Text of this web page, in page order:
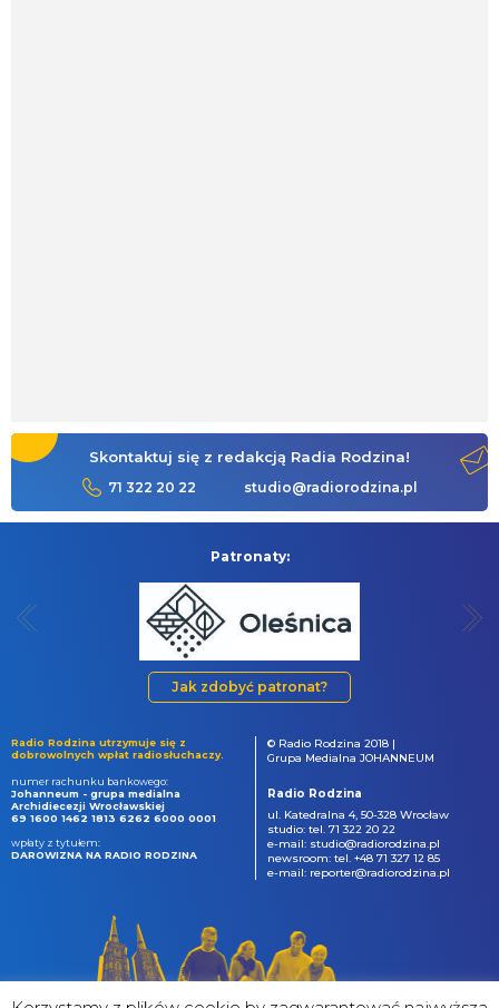
Skontaktuj się z redakcją Radia Rodzina!
71 322 20 22 studio@radiorodzina.pl
Patronaty:
Jak zdobyć patronat?
Radio Rodzina utrzymuje się z
dobrowolnych wpłat radiosłuchaczy.
numer rachunku bankowego:
Johanneum - grupa medialna
Archidiecezji Wrocławskiej
69 1600 1462 1813 6262 6000 0001
wpłaty z tytułem:
DAROWIZNA NA RADIO RODZINA
© Radio Rodzina 2018 |
Grupa Medialna JOHANNEUM
Radio Rodzina
ul. Katedralna 4, 50-328 Wrocław
studio: tel. 71 322 20 22
e-mail: studio@radiorodzina.pl
newsroom: tel. +48 71 327 12 85
e-mail: reporter@radiorodzina.pl